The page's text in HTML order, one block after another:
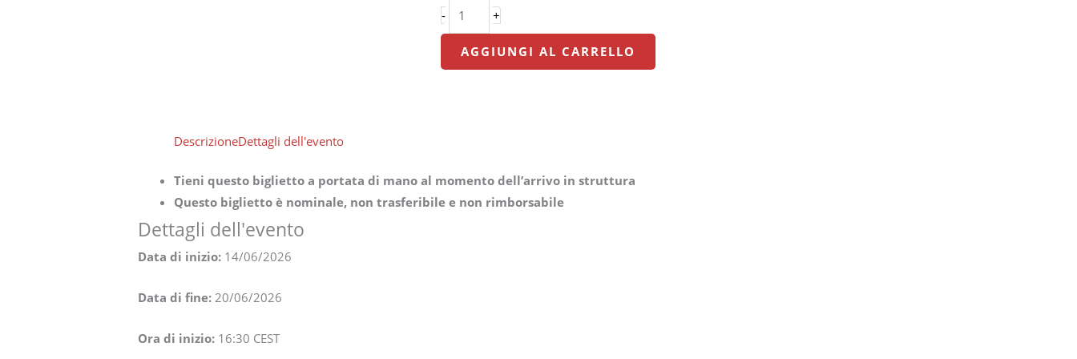
- +
AGGIUNGI AL CARRELLO
DescrizioneDettagli dell'evento
Tieni questo biglietto a portata di mano al momento dell’arrivo in struttura
Questo biglietto è nominale, non trasferibile e non rimborsabile
Dettagli dell'evento
Data di inizio: 14/06/2026
Data di fine:20/06/2026
Ora di inizio: 16:30 CEST